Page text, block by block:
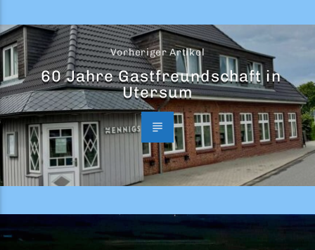
Vorheriger Artikel
60 Jahre Gastfreundschaft in
Utersum